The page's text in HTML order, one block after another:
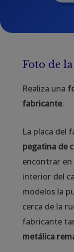
Foto de
Realiza una
fabricante.
La placa del
pegatina de
encontrar en
interior del
modelos la
cerca de la
fabricante
metálica